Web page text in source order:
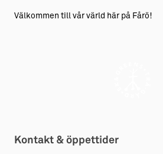
Välkommen till vår värld här på Fårö!
Kontakt & öppettider